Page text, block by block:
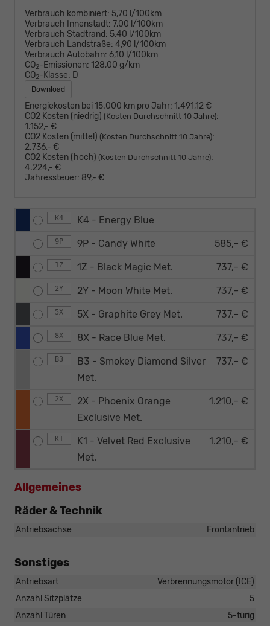
Verbrauch kombiniert: 5,70 l/100km
Verbrauch Innenstadt: 7,00 l/100km
Verbrauch Stadtrand: 5,40 l/100km
Verbrauch Landstraße: 4,90 l/100km
Verbrauch Autobahn: 6,10 l/100km
CO2-Emissionen: 128,00 g/km
CO2-Klasse: D
Download
Energiekosten bei 15.000 km pro Jahr: 1.491,12 €
CO2 Kosten (niedrig) (Kosten Durchschnitt 10 Jahre):
1.152,- €
CO2 Kosten (mittel) (Kosten Durchschnitt 10 Jahre):
2.736,- €
CO2 Kosten (hoch) (Kosten Durchschnitt 10 Jahre):
4.224,- €
Jahressteuer: 89,- €
K4 K4 - Energy Blue
9P 9P - Candy White 585,– €
1Z 1Z - Black Magic Met. 737,– €
2Y 2Y - Moon White Met. 737,– €
5X 5X - Graphite Grey Met. 737,– €
8X 8X - Race Blue Met. 737,– €
B3
B3 - Smokey Diamond Silver
Met.
737,– €
2X
2X - Phoenix Orange
Exclusive Met.
1.210,– €
K1
K1 - Velvet Red Exclusive
Met.
1.210,– €
Allgemeines
Räder & Technik
Antriebsachse Frontantrieb
Sonstiges
Antriebsart
Verbrennungsmotor (ICE)
Anzahl Sitzplätze
5
Anzahl Türen
5-türig